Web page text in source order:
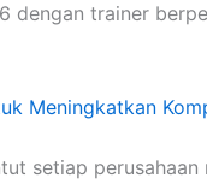
dengan trainer
Meningkatkan
setiap